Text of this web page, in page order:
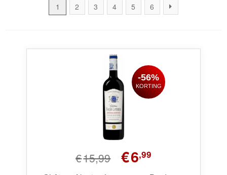
Magnums
1 2 3 4 5 6
€15,99
Oorspronkelijke
prijs
€6,99Huidige
-56%
KORTING